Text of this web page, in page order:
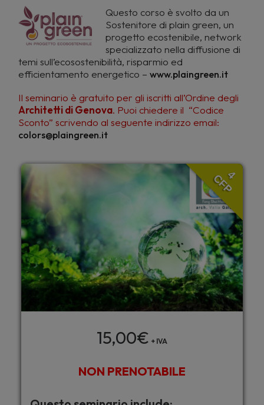
Questo corso è svolto da un
Sostenitore di plain green, un
progetto ecostenibile, network
specializzato nella diffusione di
temi sull’ecosostenibilità, risparmio ed
efficientamento energetico – www.plaingreen.it
Il seminario è gratuito per gli iscritti all’Ordine degli
Architetti di Genova. Puoi chiedere il “Codice
Sconto” scrivendo al seguente indirizzo email:
colors@plaingreen.it
4
CFP
15,00€ + IVA
NON PRENOTABILE